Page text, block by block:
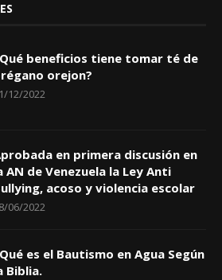
beneficios tiene tomar té de
orejon?
12/2022
en primera discusión en
AN de Venezuela la Ley Anti
acoso y violencia escolar
06/2022
es el Bautismo en Agua Según
Biblia.